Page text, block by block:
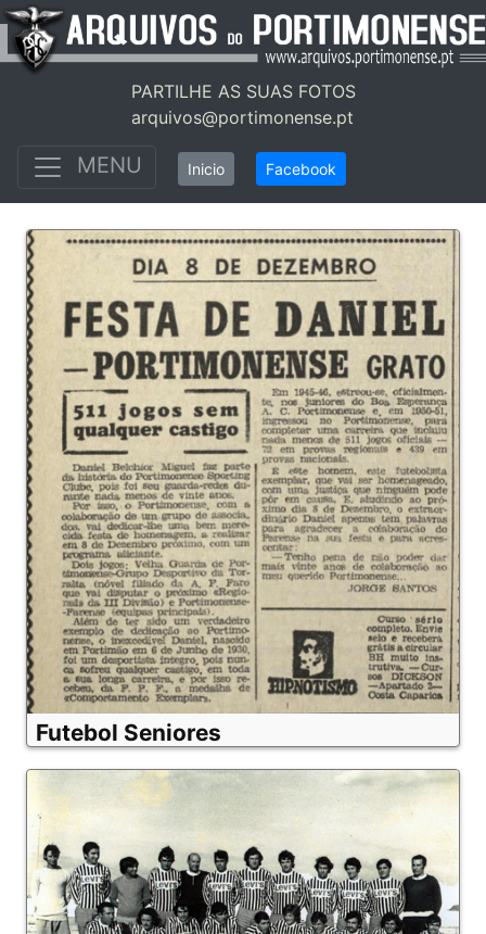
PARTILHE AS SUAS FOTOS
arquivos@portimonense.pt
MENU Inicio Facebook
Futebol Seniores